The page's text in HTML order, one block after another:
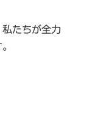
たちが全力